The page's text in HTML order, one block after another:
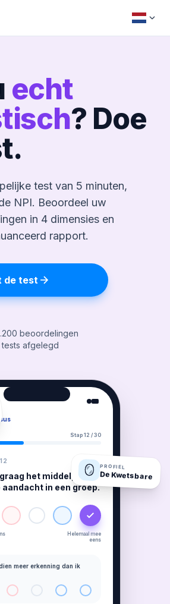
echt
? Doe
test van 5 minuten,
NPI. Beoordeel uw
in 4 dimensies en
rapport.
de test
beoordelingen
afgelegd
Stap 12 / 30
het middelpunt
aandacht in een groep.
Helemaal mee
eens
meer erkenning dan ik
🪞 PROFIEL
De Kwetsbare